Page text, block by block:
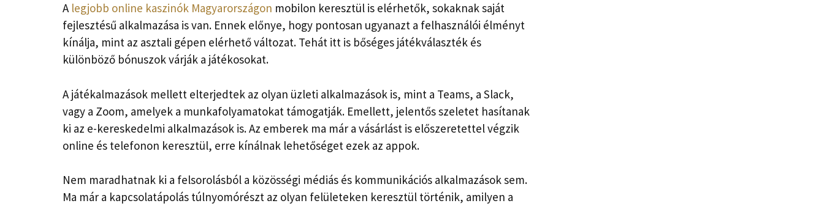
A legjobb online kaszinók Magyarországon mobilon keresztül is elérhetők, sokaknak saját
fejlesztésű alkalmazása is van. Ennek előnye, hogy pontosan ugyanazt a felhasználói élményt
kínálja, mint az asztali gépen elérhető változat. Tehát itt is bőséges játékválaszték és
különböző bónuszok várják a játékosokat.
A játékalmazások mellett elterjedtek az olyan üzleti alkalmazások is, mint a Teams, a Slack,
vagy a Zoom, amelyek a munkafolyamatokat támogatják. Emellett, jelentős szeletet hasítanak
ki az e-kereskedelmi alkalmazások is. Az emberek ma már a vásárlást is előszeretettel végzik
online és telefonon keresztül, erre kínálnak lehetőséget ezek az appok.
Nem maradhatnak ki a felsorolásból a közösségi médiás és kommunikációs alkalmazások sem.
Ma már a kapcsolatápolás túlnyomórészt az olyan felületeken keresztül történik, amilyen a